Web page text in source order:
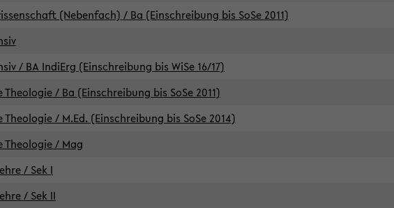
(Nebenfach) / Ba (Einschreibung bis SoSe 2011)
/ BA IndiErg (Einschreibung bis WiSe 16/17)
Theologie / Ba (Einschreibung bis SoSe 2011)
Theologie / M.Ed. (Einschreibung bis SoSe 2014)
Theologie / Mag
/ Sek I
/ Sek II